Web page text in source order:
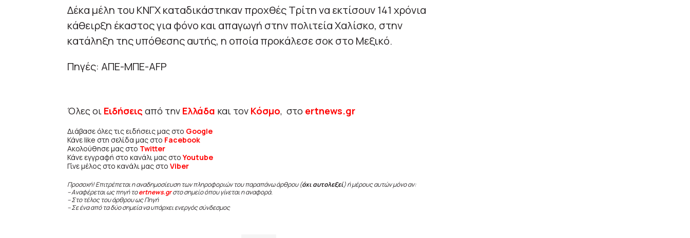
Δέκα μέλη του ΚΝΓΧ καταδικάστηκαν προχθές Τρίτη να εκτίσουν 141 χρόνια
κάθειρξη έκαστος για φόνο και απαγωγή στην πολιτεία Χαλίσκο, στην
κατάληξη της υπόθεσης αυτής, η οποία προκάλεσε σοκ στο Μεξικό.
Πηγές: ΑΠΕ-ΜΠΕ-AFP
Όλες οι Ειδήσεις από την Ελλάδα και τον Κόσμο, στο ertnews.gr
Διάβασε όλες τις ειδήσεις μας στο Google
Κάνε like στη σελίδα μας στο Facebook
Ακολούθησε μας στο Twitter
Κάνε εγγραφή στο κανάλι μας στοYoutube
Γίνε μέλος στο κανάλι μας στο Viber
Προσοχή! Επιτρέπεται η αναδημοσίευση των πληροφοριών του παραπάνω άρθρου (όχι αυτολεξεί) ή μέρους αυτών μόνο αν:
– Αναφέρεται ως πηγή τοertnews.gr στο σημείο όπου γίνεται η αναφορά.
– Στο τέλος του άρθρου ως Πηγή
– Σε ένα από τα δύο σημεία να υπάρχει ενεργός σύνδεσμος